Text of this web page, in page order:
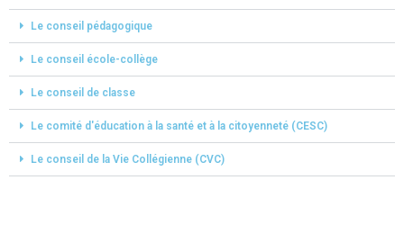
Le conseil pédagogique
Le conseil école-collège
Le conseil de classe
Le comité d'éducation à la santé et à la citoyenneté (CESC)
Le conseil de la Vie Collégienne (CVC)